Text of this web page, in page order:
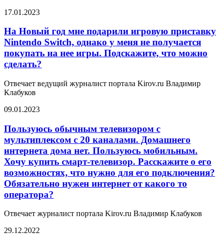
17.01.2023
На Новый год мне подарили игровую приставку
Nintendo Switch, однако у меня не получается
покупать на нее игры. Подскажите, что можно
сделать?
Отвечает ведущий журналист портала Kirov.ru Владимир
Клабуков
09.01.2023
Пользуюсь обычным телевизором с
мультиплексом с 20 каналами. Домашнего
интернета дома нет. Пользуюсь мобильным.
Хочу купить смарт-телевизор. Расскажите о его
возможностях, что нужно для его подключения?
Обязательно нужен интернет от какого то
оператора?
Отвечает журналист портала Kirov.ru Владимир Клабуков
29.12.2022